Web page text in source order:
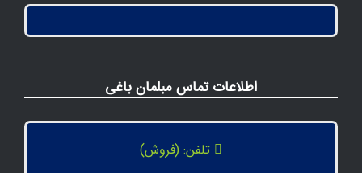
اطلاعات تماس مبلمان باغی
تلفن: (فروش)